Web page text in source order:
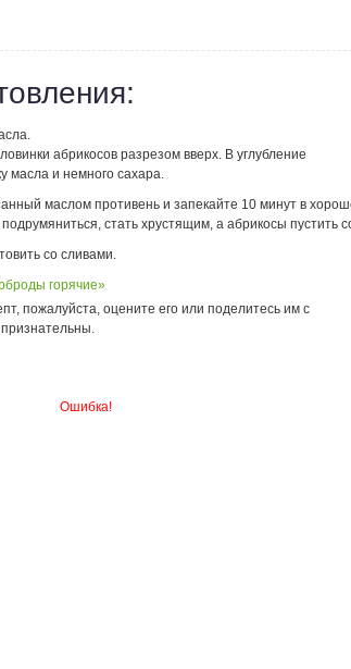
абрикосов разрезом вверх. В углубление
масла и немного сахара.
маслом противень и запекайте 10 минут в
стать хрустящим, а абрикосы пустить
со сливами.
горячие»
пожалуйста, оцените его или поделитесь им с
Ошибка!